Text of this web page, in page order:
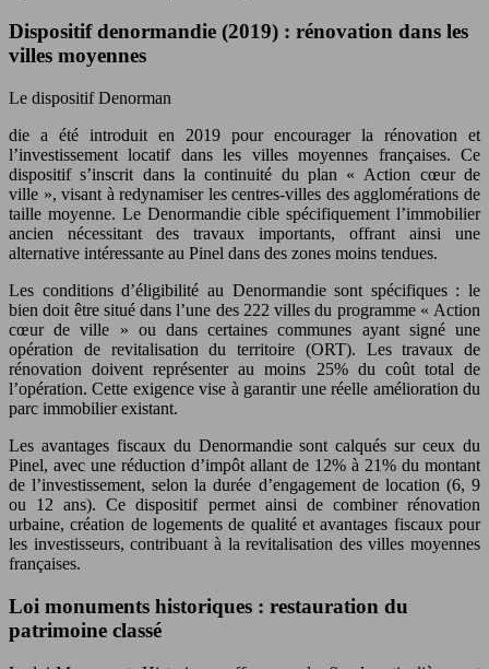
Dispositif denormandie (2019) : rénovation dans les
villes moyennes
Le dispositif Denorman
die a été introduit en 2019 pour encourager la rénovation et
l’investissement locatif dans les villes moyennes françaises. Ce
dispositif s’inscrit dans la continuité du plan « Action cœur de
ville », visant à redynamiser les centres-villes des agglomérations de
taille moyenne. Le Denormandie cible spécifiquement l’immobilier
ancien nécessitant des travaux importants, offrant ainsi une
alternative intéressante au Pinel dans des zones moins tendues.
Les conditions d’éligibilité au Denormandie sont spécifiques : le
bien doit être situé dans l’une des 222 villes du programme « Action
cœur de ville » ou dans certaines communes ayant signé une
opération de revitalisation du territoire (ORT). Les travaux de
rénovation doivent représenter au moins 25% du coût total de
l’opération. Cette exigence vise à garantir une réelle amélioration du
parc immobilier existant.
Les avantages fiscaux du Denormandie sont calqués sur ceux du
Pinel, avec une réduction d’impôt allant de 12% à 21% du montant
de l’investissement, selon la durée d’engagement de location (6, 9
ou 12 ans). Ce dispositif permet ainsi de combiner rénovation
urbaine, création de logements de qualité et avantages fiscaux pour
les investisseurs, contribuant à la revitalisation des villes moyennes
françaises.
Loi monuments historiques : restauration du
patrimoine classé